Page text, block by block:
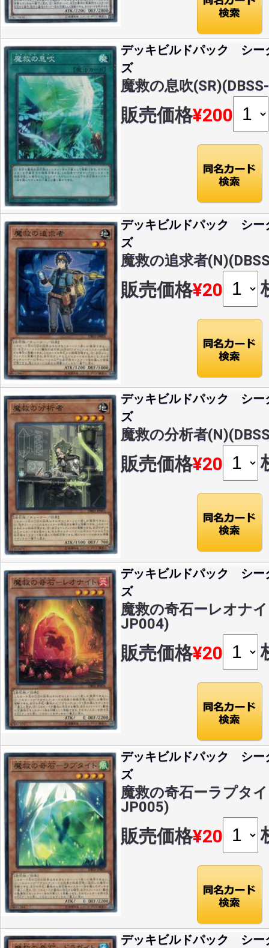
デッキビルドパック シー
ズ
魔救の息吹
販売価格¥200
デッキビルドパック シー
ズ
魔救の追求者
販売価格¥20
デッキビルドパック シー
ズ
魔救の分析者
販売価格¥20
デッキビルドパック シー
ズ
魔救の奇石ーレオナ
JP004)
販売価格¥20
デッキビルドパック シー
ズ
魔救の奇石ーラプタ
JP005)
販売価格¥20
デッキビルドパック シー